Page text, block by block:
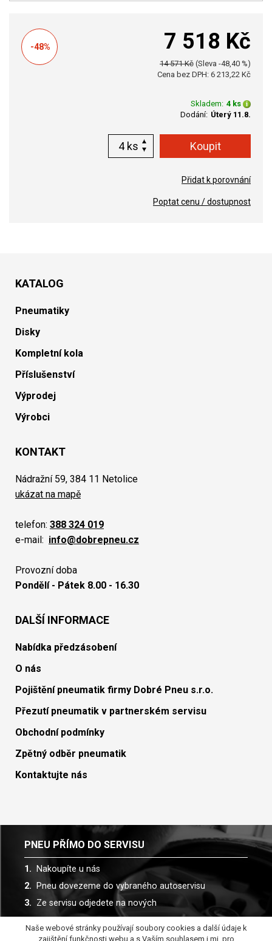
-48% 7 518 Kč
14 571 Kč (Sleva -48,40 %)
Cena bez DPH: 6 213,22 Kč
Skladem: 4 ks
Dodání: Úterý 11.8.
ks
Přidat k porovnání
Poptat cenu / dostupnost
KATALOG
Pneumatiky
Disky
Kompletní kola
Příslušenství
Výprodej
Výrobci
KONTAKT
Nádražní 59, 384 11 Netolice
ukázat na mapě
telefon: 388 324 019
e-mail: info@dobrepneu.cz
Provozní doba
Pondělí - Pátek 8.00 - 16.30
DALŠÍ INFORMACE
Nabídka předzásobení
O nás
Pojištění pneumatik firmy Dobré Pneu s.r.o.
Přezutí pneumatik v partnerském servisu
Obchodní podmínky
Zpětný odběr pneumatik
Kontaktujte nás
PNEU PŘÍMO DO SERVISU
Nakoupíte u nás
Pneu dovezeme do vybraného autoservisu
Ze servisu odjedete na nových
Spolupracujeme s více než 30 autoservisy
Naše webové stránky používají soubory cookies a další údaje k
zajištění funkčnosti webu a s Vaším souhlasem i mj. pro